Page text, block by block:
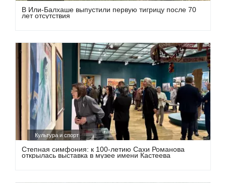
В Или-Балхаше выпустили первую тигрицу после 70
лет отсутствия
Культура и спорт
Степная симфония: к 100-летию Сахи Романова
открылась выставка в музее имени Кастеева